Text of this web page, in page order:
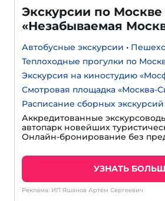
Экскурсии по
«Незабываемая
Автобусные экскурсии •
Теплоходные прогулки по
Экскурсия на киностудию
Смотровая площадка «Москва-
Расписание сборных
Аккредитованные
автопарк новейших
Онлайн-бронирование без
УЗНАТЬ
Реклама: ИП Яшанов Артём Сергеевич